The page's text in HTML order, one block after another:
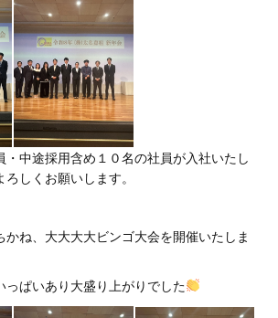
・中途採用含め１０名の社員が入社いたし
しくお願いします。
かね、大大大大ビンゴ大会を開催いたしま
っぱいあり大盛り上がりでした